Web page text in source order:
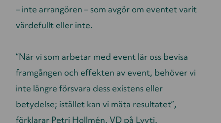
– inte arrangören – som avgör om eventet varit
värdefullt eller inte.
“När vi som arbetar med event lär oss bevisa
framgången och effekten av event, behöver vi
inte längre försvara dess existens eller
betydelse; istället kan vi mäta resultatet”,
förklarar Petri Hollmén, VD på Lyyti.